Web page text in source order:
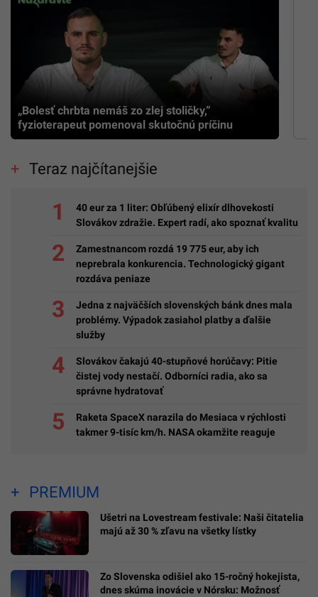
„Bolesť chrbta nemáš zo zlej stoličky,”
fyzioterapeut pomenoval skutočnú príčinu
Teraz najčítanejšie
40 eur za 1 liter: Obľúbený elixír dlhovekosti
Slovákov zdražie. Expert radí, ako spoznať kvalitu
Zamestnancom rozdá 19 775 eur, aby ich
neprebrala konkurencia. Technologický gigant
rozdáva peniaze
Jedna z najväčších slovenských bánk dnes mala
problémy. Výpadok zasiahol platby a ďalšie
služby
Slovákov čakajú 40-stupňové horúčavy: Pitie
čistej vody nestačí. Odborníci radia, ako sa
správne hydratovať
Raketa SpaceX narazila do Mesiaca v rýchlosti
takmer 9-tisíc km/h. NASA okamžite reaguje
PREMIUM
Ušetri na Lovestream festivale: Naši čitatelia
majú až 30 % zľavu na všetky lístky
Zo Slovenska odišiel ako 15-ročný hokejista,
dnes skúma inovácie v Nórsku: Možnosť